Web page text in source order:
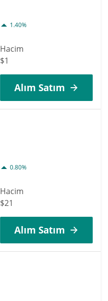
1.40%
Hacim
$1
Alım Satım
0.80%
Hacim
$21
Alım Satım